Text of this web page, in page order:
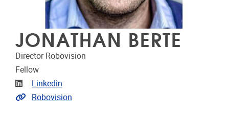
JONATHAN BERTE
Director Robovision
Fellow
LinkedIn
Linkedin
Extra links
Robovision